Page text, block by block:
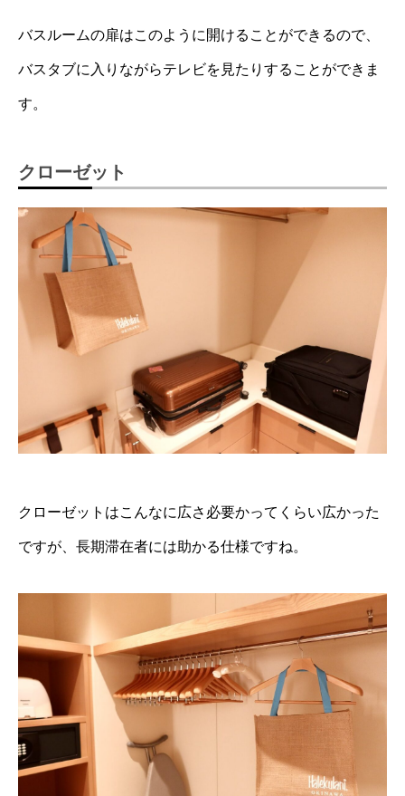
バスルームの扉はこのように開けることができるので、
バスタブに入りながらテレビを見たりすることができま
す。
クローゼット
クローゼットはこんなに広さ必要かってくらい広かった
ですが、長期滞在者には助かる仕様ですね。